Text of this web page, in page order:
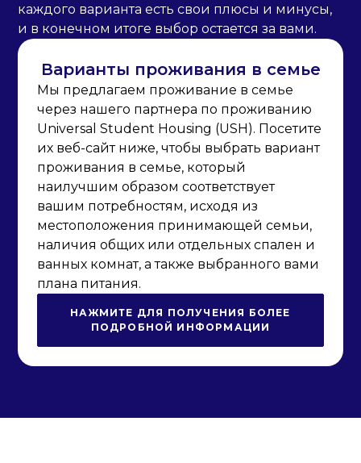
каждого варианта есть свои плюсы и минусы,
и в конечном итоге выбор остается за вами.
Варианты проживания в семье
Мы предлагаем проживание в семье
через нашего партнера по проживанию
Universal Student Housing (USH). Посетите
их веб-сайт ниже, чтобы выбрать вариант
проживания в семье, который
наилучшим образом соответствует
вашим потребностям, исходя из
местоположения принимающей семьи,
наличия общих или отдельных спален и
ванных комнат, а также выбранного вами
плана питания.
НАЖМИТЕ ДЛЯ ПОЛУЧЕНИЯ БОЛЕЕ
ПОДРОБНОЙ ИНФОРМАЦИИ